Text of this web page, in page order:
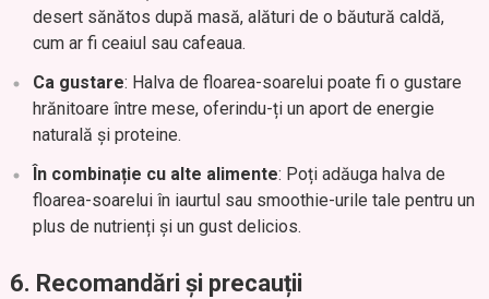
desert sănătos după masă, alături de o băutură caldă,
cum ar fi ceaiul sau cafeaua.
Ca gustare: Halva de floarea-soarelui poate fi o gustare
hrănitoare între mese, oferindu-ți un aport de energie
naturală și proteine.
În combinație cu alte alimente: Poți adăuga halva de
floarea-soarelui în iaurtul sau smoothie-urile tale pentru un
plus de nutrienți și un gust delicios.
6. Recomandări și precauții